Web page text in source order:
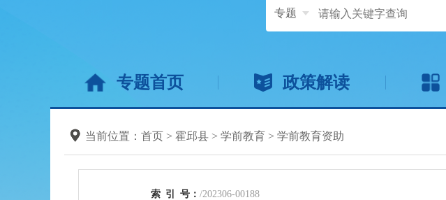
专题
专题首页 政策解读
当前位置： 首页 > 霍邱县 > 学前教育 > 学前教育资助
索 引 号： /202306-00188